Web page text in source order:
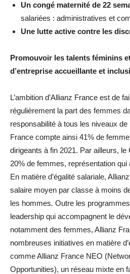
Un congé maternité de 22
salariées : administratives et
Une lutte active contre les
Promouvoir les talents féminins
d’entreprise accueillante et
L’ambition d’Allianz France est de
régulièrement la part des femmes
responsabilité à tous les niveaux
France compte ainsi 41% de
dirigeants à fin 2021. Par ailleurs,
20% de femmes, représentation
En matière d’égalité salariale,
salaire moyen par classe à moins
les hommes. Outre les
leadership qui accompagnent le
notamment des femmes, Allianz
nombreuses initiatives en matière
comme Allianz France NEO
Opportunities), un réseau mixte en